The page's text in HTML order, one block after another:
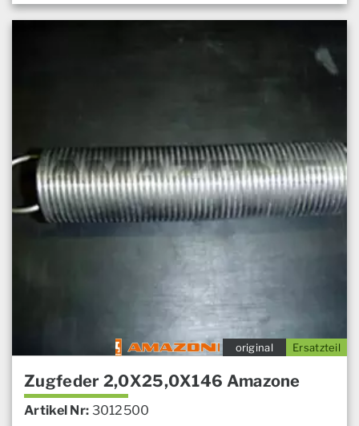
Ersatzteil
original
Zugfeder 2,0X25,0X146 Amazone
Artikel Nr: 3012500